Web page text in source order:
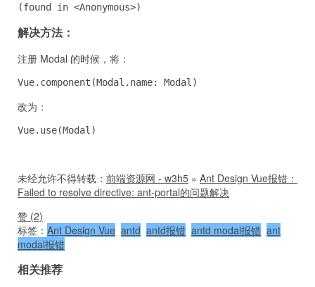
(found in <Anonymous>)
解决方法：
注册 Modal 的时候，将：
Vue.component(Modal.name: Modal)
改为：
Vue.use(Modal)
未经允许不得转载： 前端资源网 - w3h5 » Ant Design Vue报错：
Failed to resolve directive: ant-portal的问题解决
赞 (2)
标签： Ant Design Vue antd antd报错 antd modal报错 ant
modal报错
相关推荐